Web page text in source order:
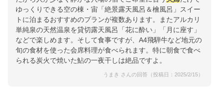
ゆっくりできる空の棟・宙「絶景露天風呂＆檜風呂」スイー
トに泊まるおすすめのプランが複数あります。またアルカリ
単純泉の天然温泉を貸切露天風呂「花に酔い」「月に座す」
などで楽しめます。そして食事ですが、A4飛騨牛など地元の
旬の食材を使った会席料理が食べられます。特に朝食で食べ
られる炭火で焼いた鮎の一夜干しは絶品ですよ。
うまき さんの回答（投稿日：2025/2/15）